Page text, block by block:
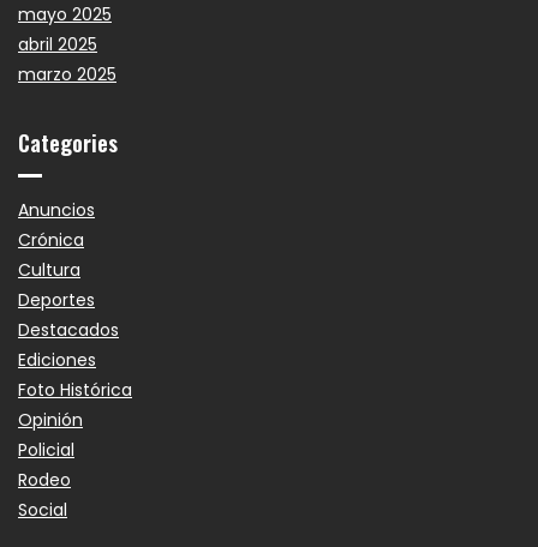
mayo 2025
abril 2025
marzo 2025
Categories
Anuncios
Crónica
Cultura
Deportes
Destacados
Ediciones
Foto Histórica
Opinión
Policial
Rodeo
Social